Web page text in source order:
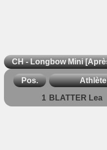
CH - Longbow Mini
Pos. Athlète
1 BLATTER Lea